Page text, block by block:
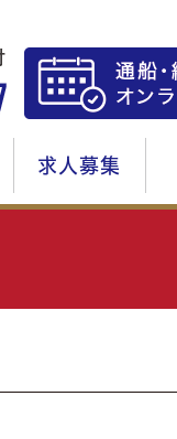
求人募集